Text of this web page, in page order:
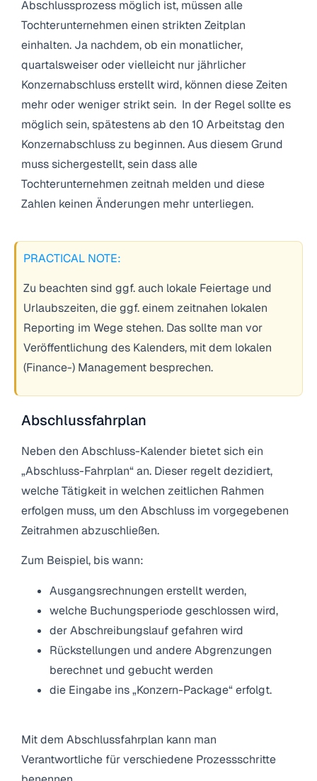
Abschlussprozess möglich ist, müssen alle
Tochterunternehmen einen strikten Zeitplan
einhalten. Ja nachdem, ob ein monatlicher,
quartalsweiser oder vielleicht nur jährlicher
Konzernabschluss erstellt wird, können diese Zeiten
mehr oder weniger strikt sein. In der Regel sollte es
möglich sein, spätestens ab den 10 Arbeitstag den
Konzernabschluss zu beginnen. Aus diesem Grund
muss sichergestellt, sein dass alle
Tochterunternehmen zeitnah melden und diese
Zahlen keinen Änderungen mehr unterliegen.
PRACTICAL NOTE:
Zu beachten sind ggf. auch lokale Feiertage und
Urlaubszeiten, die ggf. einem zeitnahen lokalen
Reporting im Wege stehen. Das sollte man vor
Veröffentlichung des Kalenders, mit dem lokalen
(Finance-) Management besprechen.
Abschlussfahrplan
Neben den Abschluss-Kalender bietet sich ein
„Abschluss-Fahrplan“ an. Dieser regelt dezidiert,
welche Tätigkeit in welchen zeitlichen Rahmen
erfolgen muss, um den Abschluss im vorgegebenen
Zeitrahmen abzuschließen.
Zum Beispiel, bis wann:
Ausgangsrechnungen erstellt werden,
welche Buchungsperiode geschlossen wird,
der Abschreibungslauf gefahren wird
Rückstellungen und andere Abgrenzungen
berechnet und gebucht werden
die Eingabe ins „Konzern-Package“ erfolgt.
Mit dem Abschlussfahrplan kann man
Verantwortliche für verschiedene Prozessschritte